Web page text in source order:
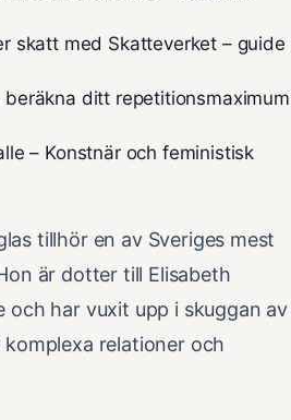
skatt med Skatteverket – guide
beräkna ditt repetitionsmaximum
– Konstnär och feministisk
tillhör en av Sveriges mest
är dotter till Elisabeth
och har vuxit upp i skuggan av
relationer och